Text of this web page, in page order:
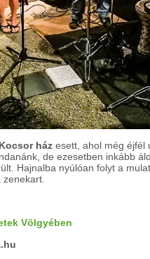
Kocsor ház esett, ahol még éjfél
de ezesetben inkább
Hajnalba nyúlóan folyt a
Völgyében